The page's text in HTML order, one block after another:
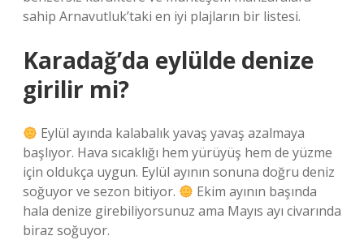
sahip Arnavutluk’taki en iyi plajların bir listesi.
Karadağ’da eylülde denize
girilir mi?
Eylül ayında kalabalık yavaş yavaş azalmaya
başlıyor. Hava sıcaklığı hem yürüyüş hem de yüzme
için oldukça uygun. Eylül ayının sonuna doğru deniz
soğuyor ve sezon bitiyor.
Ekim ayının başında
hala denize girebiliyorsunuz ama Mayıs ayı civarında
biraz soğuyor.